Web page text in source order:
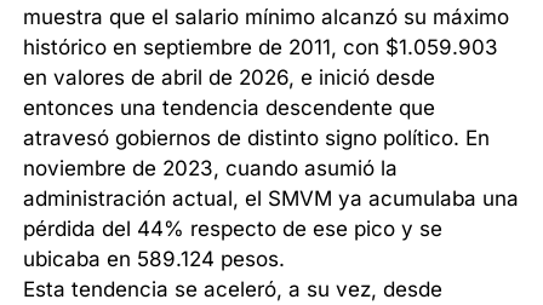
muestra que el salario mínimo alcanzó su máximo
histórico en septiembre de 2011, con $1.059.903
en valores de abril de 2026, e inició desde
entonces una tendencia descendente que
atravesó gobiernos de distinto signo político. En
noviembre de 2023, cuando asumió la
administración actual, el SMVM ya acumulaba una
pérdida del 44% respecto de ese pico y se
ubicaba en 589.124 pesos.
Esta tendencia se aceleró, a su vez, desde